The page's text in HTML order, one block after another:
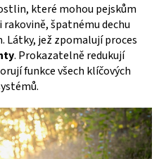
které mohou pejskům
špatnému dechu
jež zpomalují proces
. Prokazatelně redukují
funkce všech klíčových